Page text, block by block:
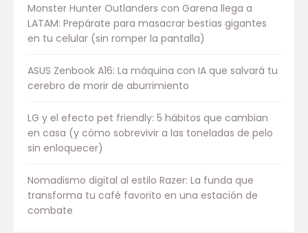
Monster Hunter Outlanders con Garena llega a
LATAM: Prepárate para masacrar bestias gigantes
en tu celular (sin romper la pantalla)
ASUS Zenbook A16: La máquina con IA que salvará tu
cerebro de morir de aburrimiento
LG y el efecto pet friendly: 5 hábitos que cambian
en casa (y cómo sobrevivir a las toneladas de pelo
sin enloquecer)
Nomadismo digital al estilo Razer: La funda que
transforma tu café favorito en una estación de
combate